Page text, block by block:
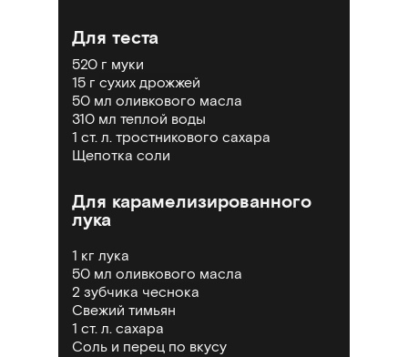
Для теста
520 г муки
15 г сухих дрожжей
50 мл оливкового масла
310 мл теплой воды
1 ст. л. тростникового сахара
Щепотка соли
Для карамелизированного
лука
1 кг лука
50 мл оливкового масла
2 зубчика чеснока
Свежий тимьян
1 ст. л. сахара
Соль и перец по вкусу